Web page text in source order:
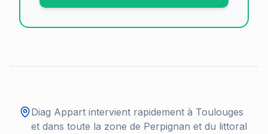
Diag Appart intervient rapidement à Toulouges
et dans toute la zone de Perpignan et du littoral